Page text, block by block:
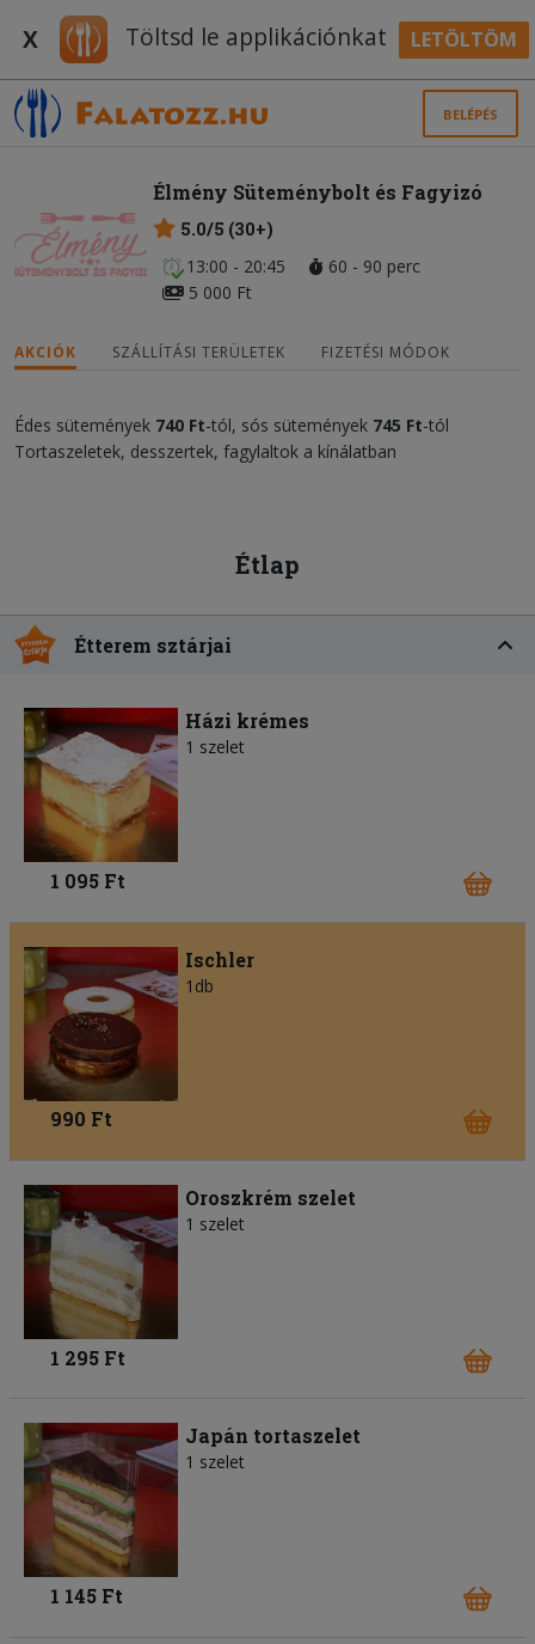
X Töltsd le applikációnkat LETÖLTÖM
BELÉPÉS
Élmény Süteménybolt és Fagyizó
5.0/5 (30+)
13:00 - 20:45
60 - 90 perc
5 000 Ft
AKCIÓK SZÁLLÍTÁSI TERÜLETEK FIZETÉSI MÓDOK
Édes sütemények 740 Ft-tól, sós sütemények 745 Ft-tól
Tortaszeletek, desszertek, fagylaltok a kínálatban
Étlap
Étterem sztárjai
Házi krémes
1 szelet
1 095 Ft
Ischler
1db
990 Ft
Oroszkrém szelet
1 szelet
1 295 Ft
Japán tortaszelet
1 szelet
1 145 Ft